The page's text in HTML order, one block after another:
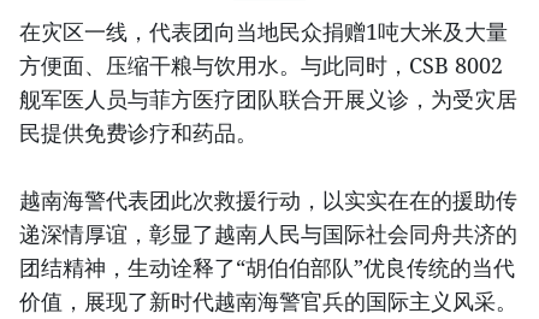
在灾区一线，代表团向当地民众捐赠1吨大米及大量
方便面、压缩干粮与饮用水。与此同时，CSB 8002
舰军医人员与菲方医疗团队联合开展义诊，为受灾居
民提供免费诊疗和药品。
越南海警代表团此次救援行动，以实实在在的援助传
递深情厚谊，彰显了越南人民与国际社会同舟共济的
团结精神，生动诠释了“胡伯伯部队”优良传统的当代
价值，展现了新时代越南海警官兵的国际主义风采。